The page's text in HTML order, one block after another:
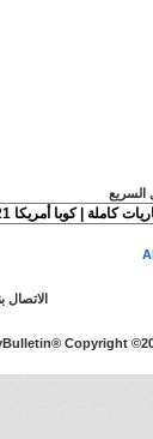
السريع
الاتصال
Copyright